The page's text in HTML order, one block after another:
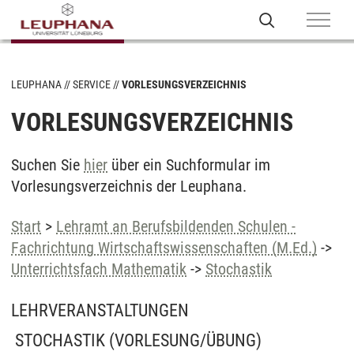
LEUPHANA SERVICE VORLESUNGSVERZEICHNIS
VORLESUNGSVERZEICHNIS
Suchen Sie hier über ein Suchformular im
Vorlesungsverzeichnis der Leuphana.
Start > Lehramt an Berufsbildenden Schulen -
Fachrichtung Wirtschaftswissenschaften (M.Ed.) ->
Unterrichtsfach Mathematik -> Stochastik
LEHRVERANSTALTUNGEN
STOCHASTIK (VORLESUNG/ÜBUNG)